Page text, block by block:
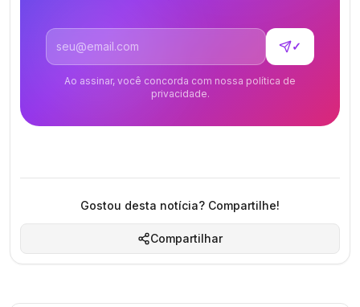
Endereço de email
✓
Ao assinar, você concorda com nossa política de
privacidade.
Gostou desta notícia? Compartilhe!
Compartilhar